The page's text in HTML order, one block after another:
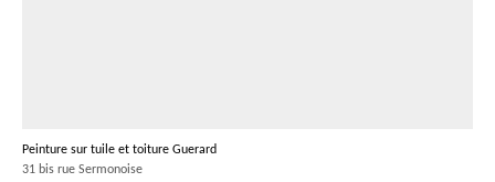
Peinture sur tuile et toiture Guerard
31 bis rue Sermonoise